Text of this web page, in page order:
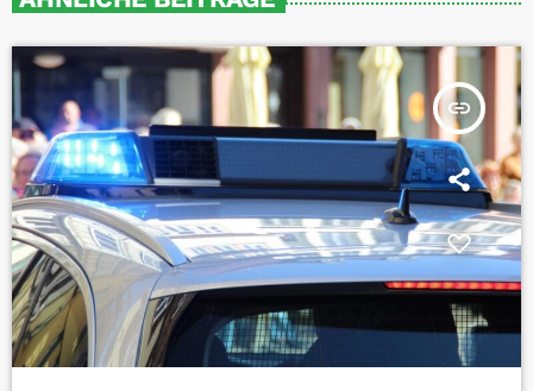
insert_link